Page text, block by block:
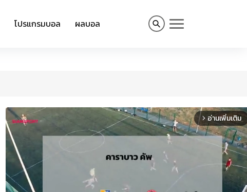
โปรแกรมบอล ผลบอล
arrow_forward_ios อ่านเพิ่มเติม